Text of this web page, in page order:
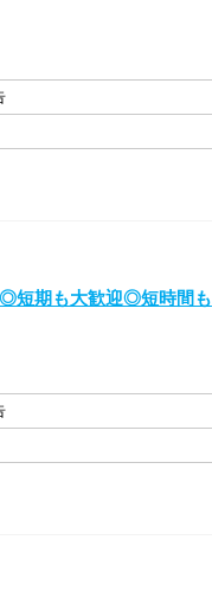
短期も大歓迎◎短時間も